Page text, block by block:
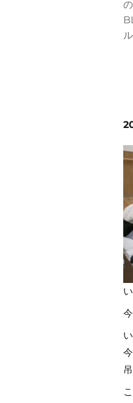
リ
ー